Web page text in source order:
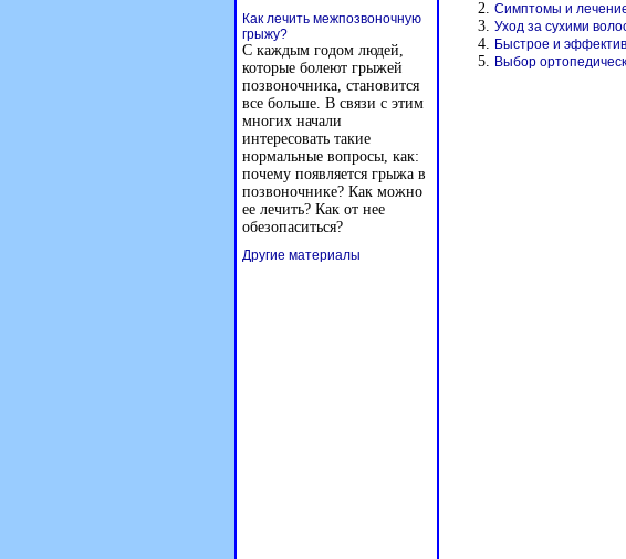
Симптомы и
Уход за сухими
Быстрое и
Выбор
Как лечить межпозвоночную
грыжу?
С каждым годом людей,
которые болеют грыжей
позвоночника, становится
все больше. В связи с этим
многих начали
интересовать такие
нормальные вопросы, как:
почему появляется грыжа в
позвоночнике? Как можно
ее лечить? Как от нее
обезопаситься?
Другие материалы